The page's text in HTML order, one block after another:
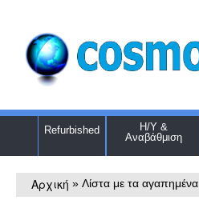
Refurbished
Η/Υ &
Αναβάθμιση
Αρχική » Λίστα με τα αγαπημένα